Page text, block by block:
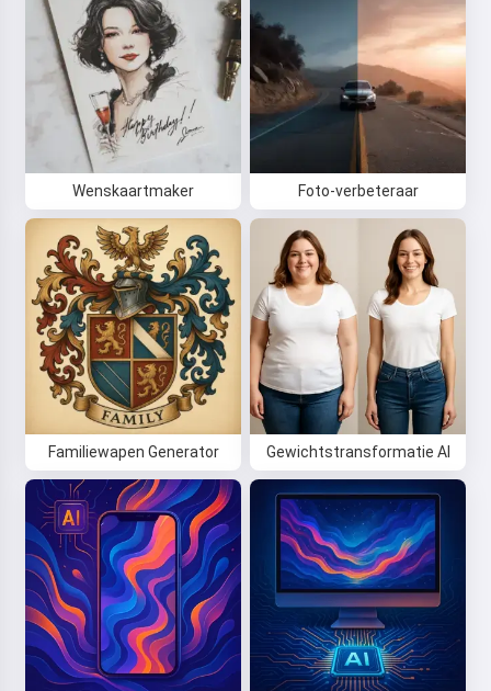
Wenskaartmaker Foto-verbeteraar
Familiewapen Generator Gewichtstransformatie AI